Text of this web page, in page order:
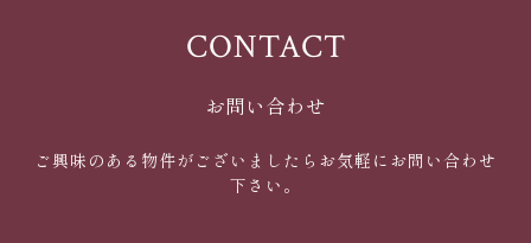
CONTACT
お問い合わせ
ご興味のある物件がございましたらお気軽にお問い合わせ
下さい。